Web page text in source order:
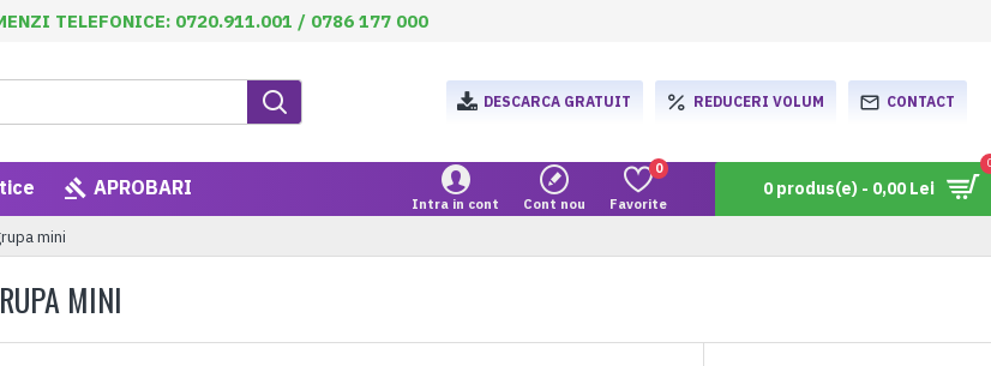
TELEFONICE: 0720.911.001 / 0786 177 000
DESCARCA GRATUIT REDUCERI VOLUM CONTACT
APROBARI
Intra in cont Cont nou Favorite
0
0 produs(e) - 0,00 Lei
mini
MINI